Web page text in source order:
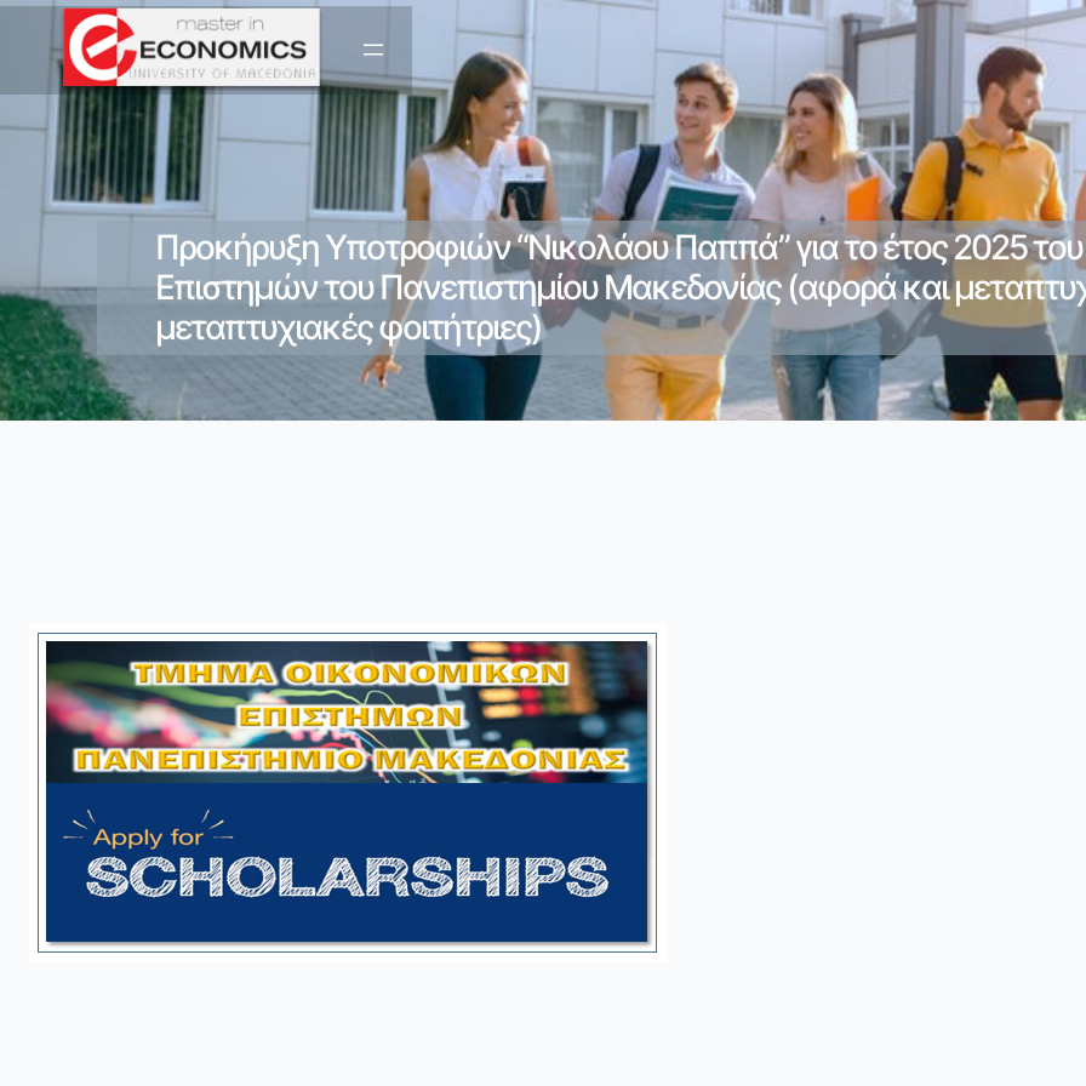
Προκήρυξη Υποτροφιών “Νικολάου Παππά” για το έτος 2025
Επιστημών του Πανεπιστημίου Μακεδονίας (αφορά και
μεταπτυχιακές φοιτήτριες)